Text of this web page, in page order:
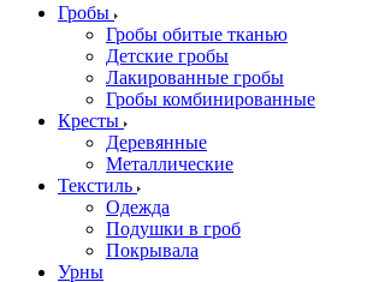
Гробы
Гробы обитые тканью
Детские гробы
Лакированные гробы
Гробы комбинированные
Кресты
Деревянные
Металлические
Текстиль
Одежда
Подушки в гроб
Покрывала
Урны